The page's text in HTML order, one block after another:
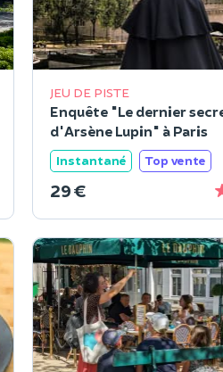
JEU DE PISTE
Enquête "Le dernier
d'Arsène Lupin" à Paris
Instantané Top vente
29 €